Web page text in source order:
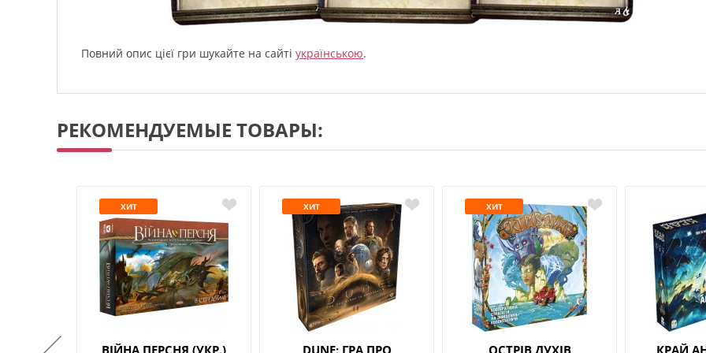
Повний опис цієї гри шукайте на сайті українською.
РЕКОМЕНДУЕМЫЕ ТОВАРЫ:
ХИТ
ВІЙНА ПЕРСНЯ (УКР.)
ХИТ
DUNE: ГРА ПРО
ХИТ
ОСТРІВ ДУХІВ КРАЙ